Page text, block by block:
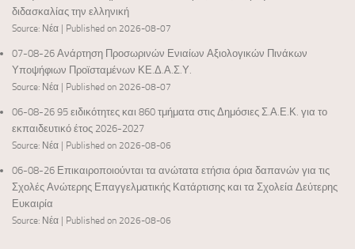
διδασκαλίας την ελληνική
Source: Νέα Published on 2026-08-07
07-08-26 Ανάρτηση Προσωρινών Ενιαίων Αξιολογικών Πινάκων
Υποψήφιων Προϊσταμένων ΚΕ.Δ.Α.Σ.Υ.
Source: Νέα Published on 2026-08-07
06-08-26 95 ειδικότητες και 860 τμήματα στις Δημόσιες Σ.Α.Ε.Κ. για το
εκπαιδευτικό έτος 2026-2027
Source: Νέα Published on 2026-08-06
06-08-26 Επικαιροποιούνται τα ανώτατα ετήσια όρια δαπανών για τις
Σχολές Ανώτερης Επαγγελματικής Κατάρτισης και τα Σχολεία Δεύτερης
Ευκαιρία
Source: Νέα Published on 2026-08-06